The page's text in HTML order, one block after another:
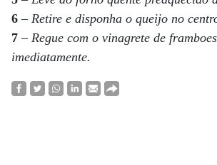
6 – Retire e disponha o queijo no
7 – Regue com o vinagrete de
imediatamente.